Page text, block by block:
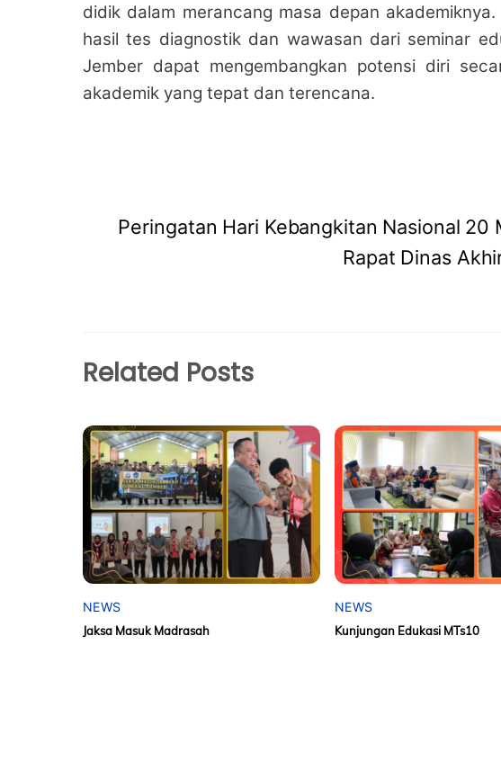
didik dalam merancang masa depan
hasil tes diagnostik dan wawasan dari seminar
Jember dapat mengembangkan potensi diri
akademik yang tepat dan terencana.
Peringatan Hari Kebangkitan Nasional
Rapat Dinas
Related Posts
NEWS
Jaksa Masuk Madrasah
NEWS
Kunjungan Edukasi MTs10